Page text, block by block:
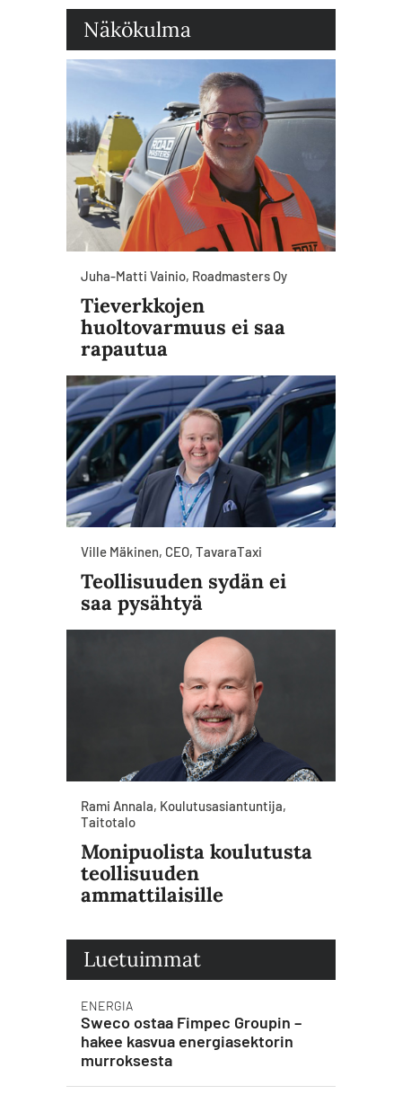
Näkökulma
Juha-Matti Vainio, Roadmasters Oy
Tieverkkojen
huoltovarmuus ei saa
rapautua
Ville Mäkinen, CEO, TavaraTaxi
Teollisuuden sydän ei
saa pysähtyä
Rami Annala, Koulutusasiantuntija,
Taitotalo
Monipuolista koulutusta
teollisuuden
ammattilaisille
Luetuimmat
ENERGIA
Sweco ostaa Fimpec Groupin –
hakee kasvua energiasektorin
murroksesta